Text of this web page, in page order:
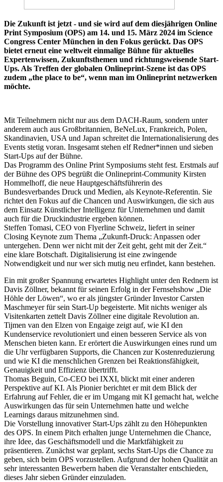
Die Zukunft ist jetzt - und sie wird auf dem diesjährigen Online
Print Symposium (OPS) am 14. und 15. März 2024 im Science
Congress Center München in den Fokus gerückt. Das OPS
bietet erneut eine weltweit einmalige Bühne für aktuelles
Expertenwissen, Zukunftsthemen und richtungsweisende Start-
Ups. Als Treffen der globalen Onlineprint-Szene ist das OPS
zudem „the place to be“, wenn man im Onlineprint netzwerken
möchte.
Mit Teilnehmern nicht nur aus dem DACH-Raum, sondern unter
anderem auch aus Großbritannien, BeNeLux, Frankreich, Polen,
Skandinavien, USA und Japan schreitet die Internationalisierung des
Events stetig voran. Insgesamt stehen elf Redner*innen und sieben
Start-Ups auf der Bühne.
Das Programm des Online Print Symposiums steht fest. Erstmals auf
der Bühne des OPS begrüßt die Onlineprint-Community Kirsten
Hommelhoff, die neue Hauptgeschäftsführerin des
Bundesverbandes Druck und Medien, als Keynote-Referentin. Sie
richtet den Fokus auf die Chancen und Auswirkungen, die sich aus
dem Einsatz Künstlicher Intelligenz für Unternehmen und damit
auch für die Druckindustrie ergeben können.
Steffen Tomasi, CEO von Flyerline Schweiz, liefert in seiner
Closing Keynote zum Thema „Zukunft-Druck: Anpassen oder
untergehen. Denn wer nicht mit der Zeit geht, geht mit der Zeit.“
eine klare Botschaft. Digitalisierung ist eine zwingende
Notwendigkeit und nur wer sich mutig neu erfindet, kann bestehen.
Ein mit großer Spannung erwartetes Highlight unter den Rednern ist
Davis Zöllner, bekannt für seinen Erfolg in der Fernsehshow „Die
Höhle der Löwen“, wo er als jüngster Gründer Investor Carsten
Maschmeyer für sein Start-Up begeisterte. Mit nichts weniger als
Visitenkarten zettelt Davis Zöllner eine digitale Revolution an.
Tijmen van den Elzen von Engaige zeigt auf, wie KI den
Kundenservice revolutioniert und einen besseren Service als von
Menschen bieten kann. Er erörtert die Auswirkungen eines rund um
die Uhr verfügbaren Supports, die Chancen zur Kostenreduzierung
und wie KI die menschlichen Grenzen bei Reaktionsfähigkeit,
Genauigkeit und Effizienz übertrifft.
Thomas Beguin, Co-CEO bei IXXI, blickt mit einer anderen
Perspektive auf KI. Als Pionier berichtet er mit dem Blick der
Erfahrung auf Fehler, die er im Umgang mit KI gemacht hat, welche
Auswirkungen das für sein Unternehmen hatte und welche
Learnings daraus mitzunehmen sind.
Die Vorstellung innovativer Start-Ups zählt zu den Höhepunkten
des OPS. In einem Pitch erhalten junge Unternehmen die Chance,
ihre Idee, das Geschäftsmodell und die Marktfähigkeit zu
präsentieren. Zunächst war geplant, sechs Start-Ups die Chance zu
geben, sich beim OPS vorzustellen. Aufgrund der hohen Qualität an
sehr interessanten Bewerbern haben die Veranstalter entschieden,
dieses Jahr sieben Gründer einzuladen.